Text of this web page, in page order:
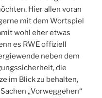
Hier allen voran
mit dem Wortspiel
wohl eher etwas
es RWE offiziell
neben dem
die
im Blick zu behalten,
„Vorweggehen“